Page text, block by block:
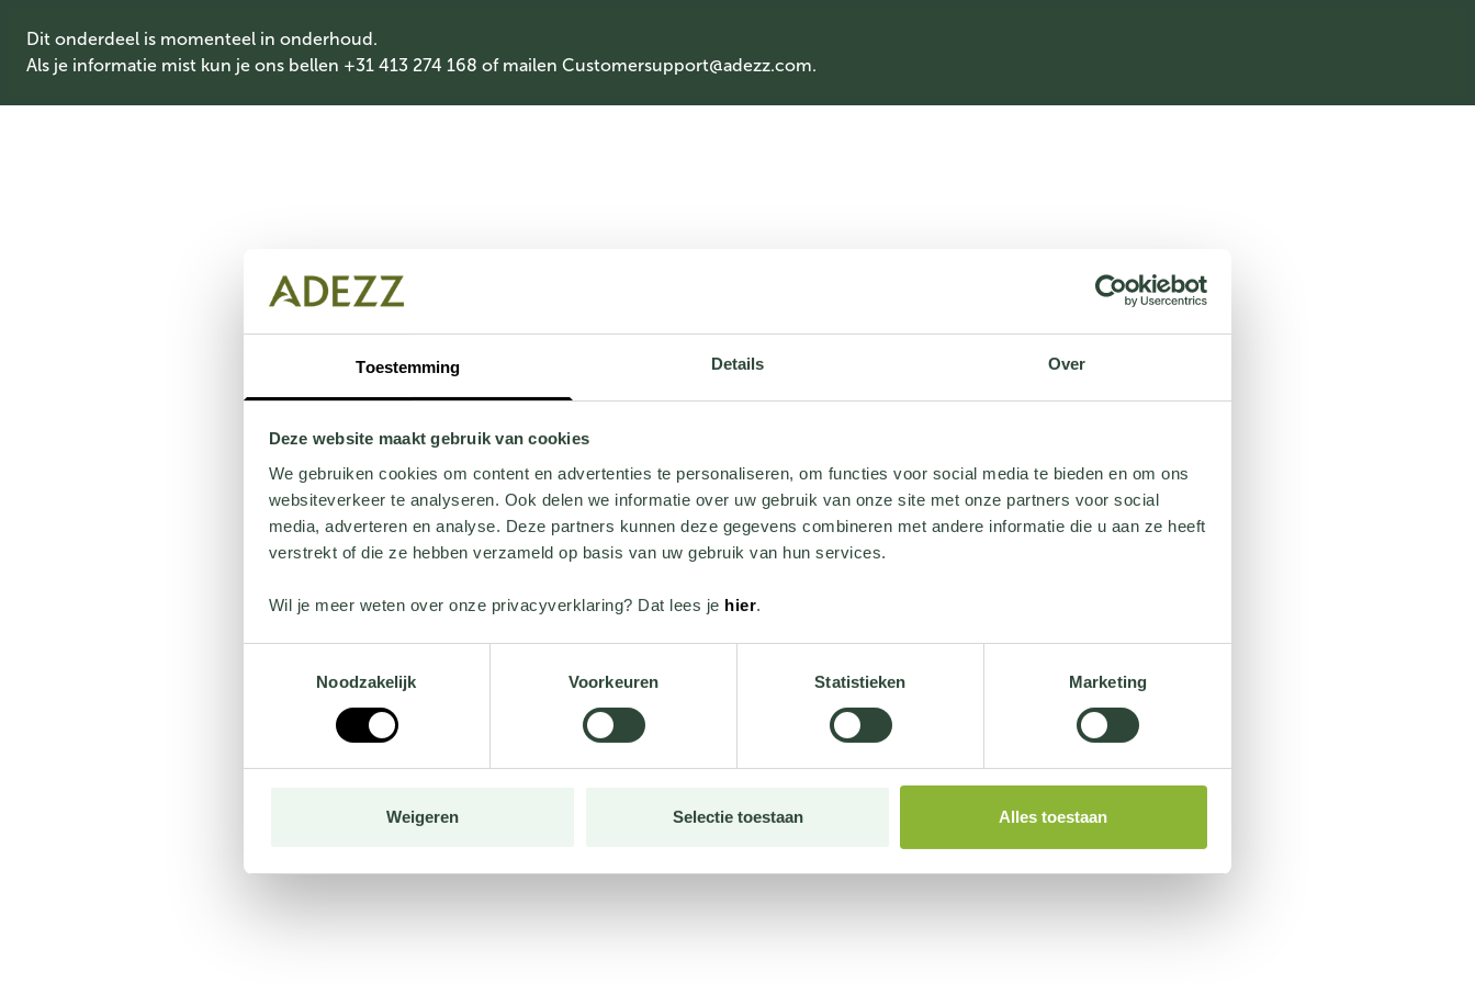
Toestemming Details Over
Deze website maakt gebruik van cookies
We gebruiken cookies om content en advertenties te personaliseren, om functies voor social media te bieden en om ons
websiteverkeer te analyseren. Ook delen we informatie over uw gebruik van onze site met onze partners voor social
media, adverteren en analyse. Deze partners kunnen deze gegevens combineren met andere informatie die u aan ze heeft
verstrekt of die ze hebben verzameld op basis van uw gebruik van hun services.
Wil je meer weten over onze privacyverklaring? Dat lees je hier.
Noodzakelijk
Voorkeuren Statistieken Marketing
Weigeren Selectie toestaan Alles toestaan
Dit onderdeel is momenteel in onderhoud.
Als je informatie mist kun je ons bellen +31 413 274 168 of mailen Customersupport@adezz.com.